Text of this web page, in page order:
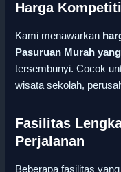
Harga
Kami menawarkan
Pasuruan Murah
tersembunyi. Cocok
wisata sekolah,
Fasilitas
Perjalanan
Beberapa fasilitas